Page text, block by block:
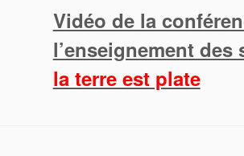
Vidéo de la
l’enseignement des
la terre est plate